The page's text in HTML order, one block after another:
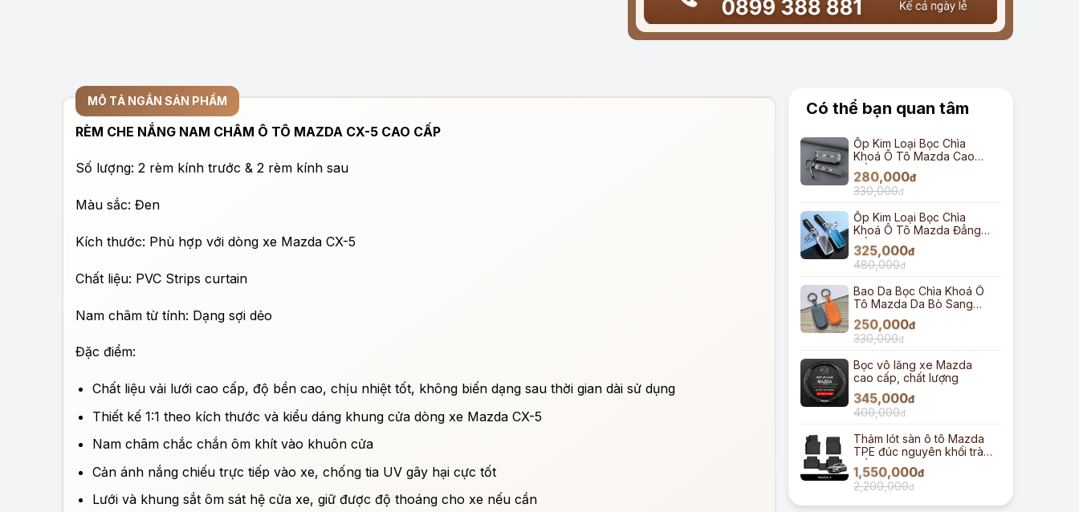
MÔ TẢ NGẮN SẢN PHẨM
RÈM CHE NẮNG NAM CHÂM Ô TÔ MAZDA CX-5 CAO CẤP
Số lượng: 2 rèm kính trước & 2 rèm kính sau
Màu sắc: Đen
Kích thước: Phù hợp với dòng xe Mazda CX-5
Chất liệu: PVC Strips curtain
Nam châm từ tính: Dạng sợi dẻo
Đặc điểm:
Chất liệu vải lưới cao cấp, độ bền cao, chịu nhiệt tốt, không biến dạng sau thời gian dài sử dụng
Thiết kế 1:1 theo kích thước và kiểu dáng khung cửa dòng xe Mazda CX-5
Nam châm chắc chắn ôm khít vào khuôn cửa
Cản ánh nắng chiếu trực tiếp vào xe, chống tia UV gây hại cực tốt
Lưới và khung sắt ôm sát hệ cửa xe, giữ được độ thoáng cho xe nếu cần
Có thể bạn quan tâm
Ốp Kim Loại Bọc Chìa
Khoá Ô Tô Mazda Cao
Cấp
280,000đ
330,000đ
Ốp Kim Loại Bọc Chìa
Khoá Ô Tô Mazda Đẳng
Cấp
325,000đ
480,000đ
Bao Da Bọc Chìa Khoá Ô
Tô Mazda Da Bò Sang
Trọng
250,000đ
330,000đ
Bọc vô lăng xe Mazda
cao cấp, chất lượng
345,000đ
400,000đ
Thảm lót sàn ô tô Mazda
TPE đúc nguyên khối tràn
viền
1,550,000đ
2,200,000đ